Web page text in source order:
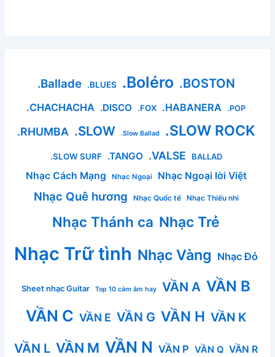
.Ballade .BLUES .Boléro .BOSTON
.CHACHACHA .DISCO .FOX .HABANERA .POP
.RHUMBA .SLOW .Slow Ballad .SLOW ROCK
.SLOW SURF .TANGO .VALSE BALLAD
Nhạc Cách Mạng Nhạc Ngoại Nhạc Ngoại lời Việt
Nhạc Quê hương Nhạc Quốc tế Nhạc Thiếu nhi
Nhạc Thánh ca Nhạc Trẻ
Nhạc Trữ tình Nhạc Vàng Nhạc Đỏ
Sheet nhạc Guitar Top 10 cảm âm hay VẦN A VẦN B
VẦN C VẦN E VẦN G VẦN H VẦN K
VẦN L VẦN M VẦN N VẦN P VẦN Q VẦN R